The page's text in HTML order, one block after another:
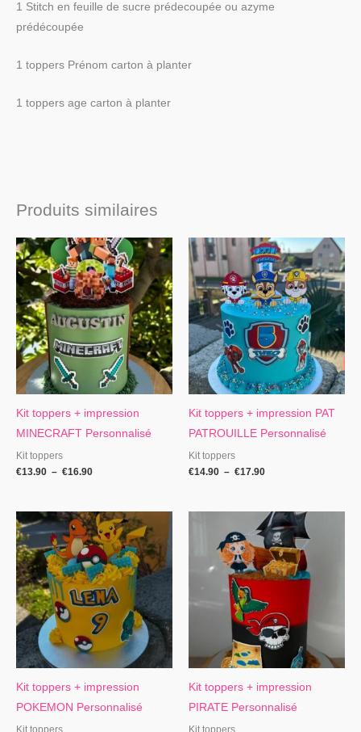
1 Stitch en feuille de sucre prédecoupée ou azyme
prédécoupée
1 toppers Prénom carton à planter
1 toppers age carton à planter
Produits similaires
Kit toppers + impression
MINECRAFT Personnalisé
Kit toppers
€13.90 – €16.90
Plage
de
prix :
€13.90
à
€16.90
Kit toppers + impression PAT
PATROUILLE Personnalisé
Kit toppers
€14.90 – €17.90
Plage
de
prix :
€14.90
à
€17.90
Kit toppers + impression
POKEMON Personnalisé
Kit toppers
Plage
de
prix :
€14.90
à
€17.90
Kit toppers + impression
PIRATE Personnalisé
Kit toppers
Plage
de
prix :
€15.90
à
€18.90